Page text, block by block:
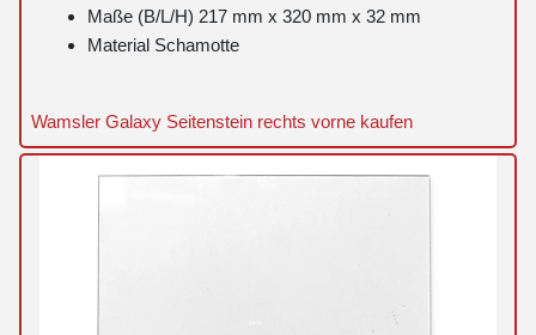
Maße (B/L/H) 217 mm x 320 mm x 32 mm
Material Schamotte
Wamsler Galaxy Seitenstein rechts vorne kaufen